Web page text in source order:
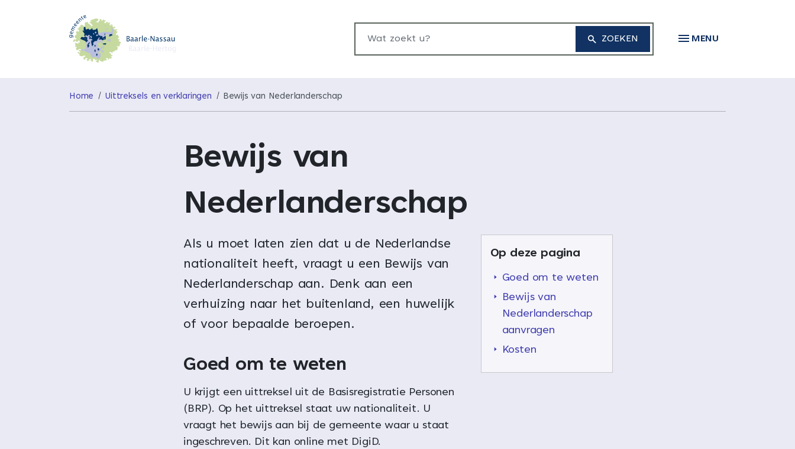
Wat zoekt u? MENU
Home Uittreksels en verklaringen Bewijs van Nederlanderschap
Bewijs van
Nederlanderschap
Als u moet laten zien dat u de Nederlandse
nationaliteit heeft, vraagt u een Bewijs van
Nederlanderschap aan. Denk aan een
verhuizing naar het buitenland, een huwelijk
of voor bepaalde beroepen.
Goed om te weten
U krijgt een uittreksel uit de Basisregistratie Personen
(BRP). Op het uittreksel staat uw nationaliteit. U
vraagt het bewijs aan bij de gemeente waar u staat
ingeschreven. Dit kan online met DigiD.
Op deze pagina
Goed om te weten
Bewijs van
Nederlanderschap
aanvragen
Kosten